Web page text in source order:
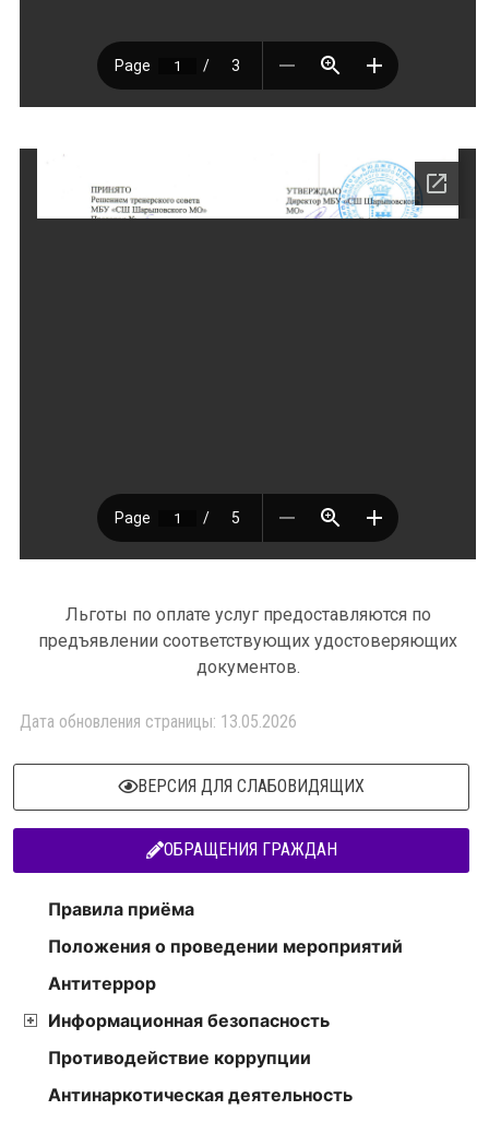
Льготы по оплате услуг предоставляются по
предъявлении соответствующих удостоверяющих
документов.
Дата обновления страницы: 13.05.2026
ВЕРСИЯ ДЛЯ СЛАБОВИДЯЩИХ
ОБРАЩЕНИЯ ГРАЖДАН
Правила приёма
Положения о проведении мероприятий
Антитеррор
Информационная безопасность
Противодействие коррупции
Антинаркотическая деятельность